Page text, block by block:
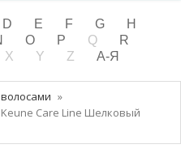
D E F G
H
O P Q
R
X Y Z А-Я
»
Keune Care Line Шелковый